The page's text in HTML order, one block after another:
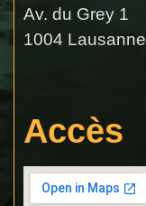
Av. du Grey 1
1004 Lausanne
Accès